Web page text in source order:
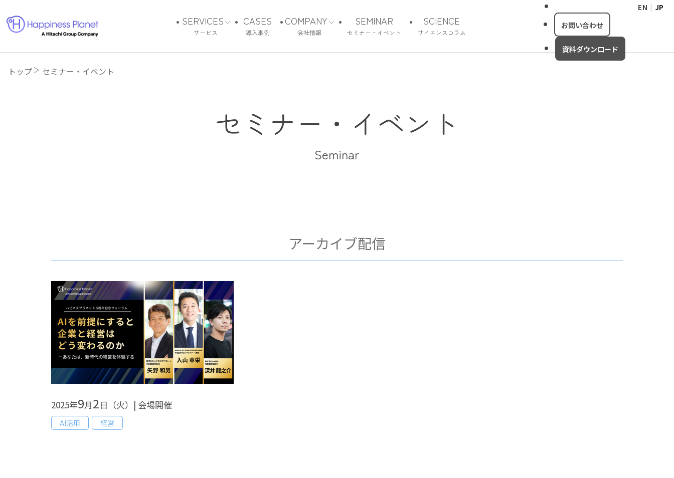
EN | JP
SERVICES
サービス
社長Bunshin
CASES
導入事例
COMPANY
会社情報
SEMINAR
セミナー・イベント
SCIENCE
サイエンスコラム
お問い合わせ
資料ダウンロード
トップ セミナー・イベント
セミナー・イベント
Seminar
アーカイブ配信
2025年9月2日（火）| 会場開催
AI活用 経営